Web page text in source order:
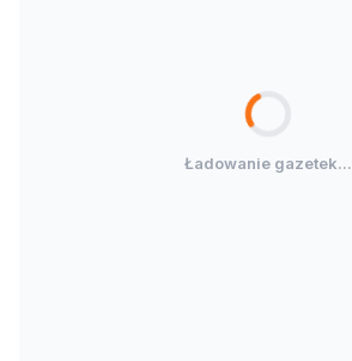
Ładowanie gazetek...